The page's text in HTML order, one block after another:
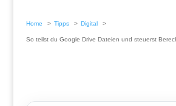
Home Tipps Digital
So teilst du Google Drive Dateien und steuerst